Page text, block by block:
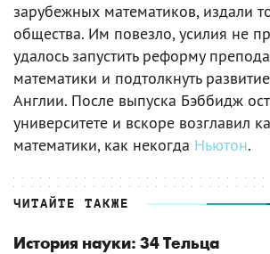
зарубежных математиков, издали
общества. Им повезло, усилия не
удалось запустить реформу
математики и подтолкнуть
Англии. После выпуска Бэббидж
университете и вскоре возглавил
математики, как некогда Ньютон.
ЧИТАЙТЕ ТАКЖЕ
История науки: 34 Тельца